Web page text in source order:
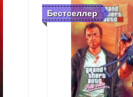
Бестселлер